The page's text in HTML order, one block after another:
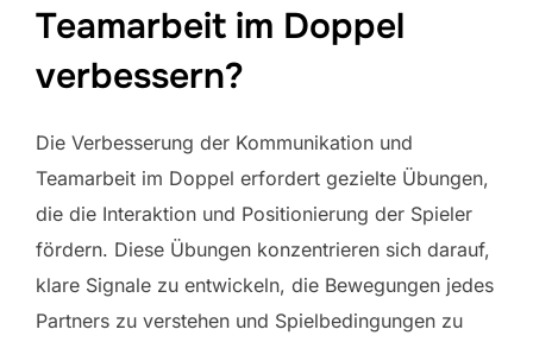
Teamarbeit im Doppel
verbessern?
Die Verbesserung der Kommunikation und
Teamarbeit im Doppel erfordert gezielte Übungen,
die die Interaktion und Positionierung der Spieler
fördern. Diese Übungen konzentrieren sich darauf,
klare Signale zu entwickeln, die Bewegungen jedes
Partners zu verstehen und Spielbedingungen zu